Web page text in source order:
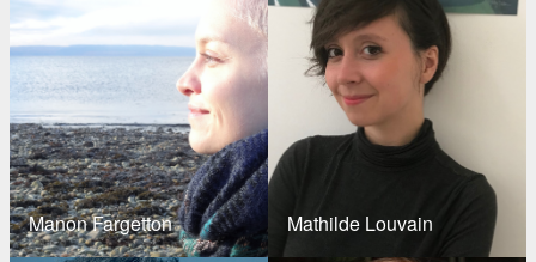
Manon Fargetton Mathilde Louvain